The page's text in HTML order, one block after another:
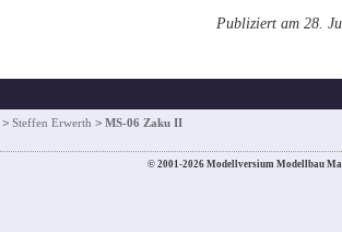
Publiziert am 28.
> Steffen Erwerth > MS-06 Zaku II
© 2001-2026 Modellversium Modellbau